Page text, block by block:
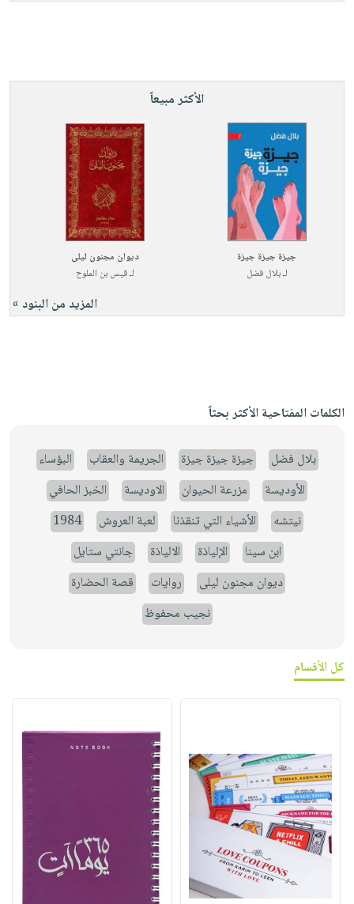
الأكثر مبيعاً
جيزة جيزة جيزة
لـبلال فضل
ديوان مجنون ليلى
لـقيس بن الملوح
المزيد من البنود »
الكلمات المفتاحية الأكثر بحثاً
بلال فضل جيزة جيزة جيزة الجريمة والعقاب
البؤساء
الأوديسة
مزرعة الحيوان الاوديسة
الخبز الحافي
نيتشه
الأشياء التي تنقذنا لعبة العروش
1984
ابن سينا
الإلياذة الالياذة
جانتي ستايل
ديوان مجنون ليلى
روايات
قصة الحضارة
نجيب محفوظ
كل الأقسام